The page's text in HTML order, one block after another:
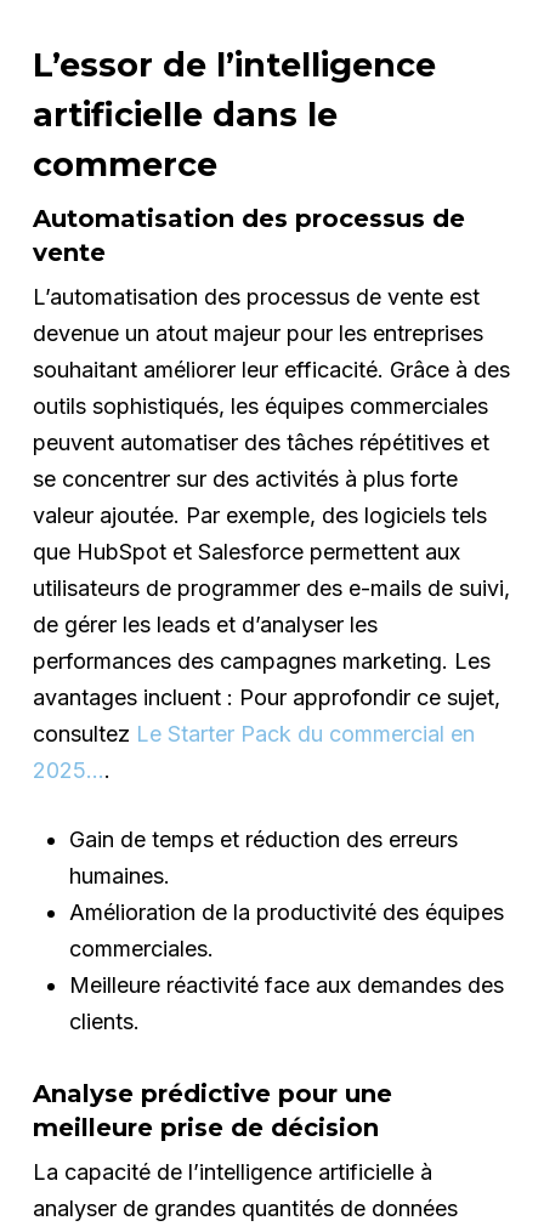
L’essor de l’intelligence
artificielle dans le
commerce
Automatisation des processus de
vente
L’automatisation des processus de vente est
devenue un atout majeur pour les entreprises
souhaitant améliorer leur efficacité. Grâce à des
outils sophistiqués, les équipes commerciales
peuvent automatiser des tâches répétitives et
se concentrer sur des activités à plus forte
valeur ajoutée. Par exemple, des logiciels tels
que HubSpot et Salesforce permettent aux
utilisateurs de programmer des e-mails de suivi,
de gérer les leads et d’analyser les
performances des campagnes marketing. Les
avantages incluent : Pour approfondir ce sujet,
consultez Le Starter Pack du commercial en
2025….
Gain de temps et réduction des erreurs
humaines.
Amélioration de la productivité des équipes
commerciales.
Meilleure réactivité face aux demandes des
clients.
Analyse prédictive pour une
meilleure prise de décision
La capacité de l’intelligence artificielle à
analyser de grandes quantités de données